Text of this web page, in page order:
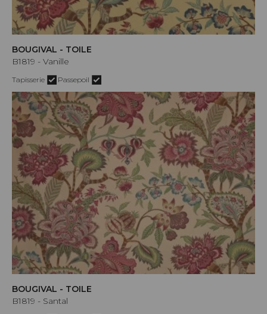
BOUGIVAL - TOILE
B1819 - Vanille
Tapisserie Passepoil
BOUGIVAL - TOILE
B1819 - Santal